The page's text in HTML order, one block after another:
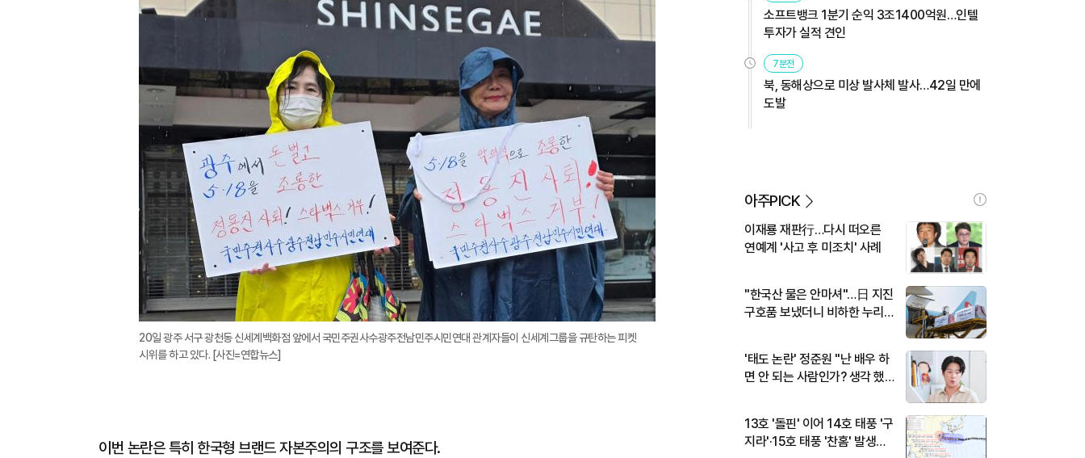
대
20일 광주 서구 광천동 신세계백화점 앞에서 국민주권사수광주전남민주시민연대 관계자들이 신세계그룹을 규탄하는 피켓
시위를 하고 있다. [사진=연합뉴스]
이번 논란은 특히 한국형 브랜드 자본주의의 구조를 보여준다.
소프트뱅크 1분기 순익 3조1400억원…인텔
투자가 실적 견인
7분전
북, 동해상으로 미상 발사체 발사…42일 만에
도발
아주PICK
이재룡 재판行…다시 떠오른
연예계 '사고 후 미조치' 사례
"한국산 물은 안마셔"…日 지진
구호품 보냈더니 비하한 누리
'태도 논란' 정준원 "난 배우 하
면 안 되는 사람인가? 생각 했
13호 '돌핀' 이어 14호 태풍 '구
지라'·15호 태풍 '찬홈' 발생…